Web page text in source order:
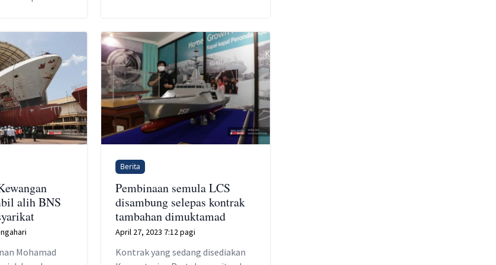
alih BNS
Mohamad
Berita
Pembinaan semula LCS
disambung selepas kontrak
tambahan dimuktamad
April 27, 2023 7:12 pagi
Kontrak yang sedang disediakan